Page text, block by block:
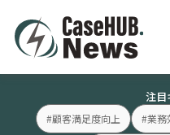
注目
#顧客満足度向上 #業務